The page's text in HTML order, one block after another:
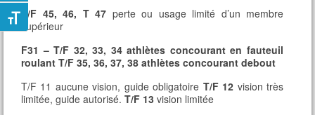
Changer la taille de la police
T/F 45, 46, T 47 perte ou usage limité d’un membre
supérieur
F31 – T/F 32, 33, 34 athlètes concourant en fauteuil
roulant T/F 35, 36, 37, 38 athlètes concourant debout
T/F 11 aucune vision, guide obligatoire T/F 12 vision très
limitée, guide autorisé. T/F 13 vision limitée